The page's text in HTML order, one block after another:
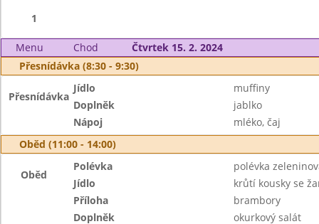
1
Menu Chod
Čtvrtek 15. 2. 2024
Přesnídávka (8:30 - 9:30)
Přesnídávka
Jídlo
muffiny
Doplněk
jablko
Nápoj
mléko, čaj
Oběd (11:00 - 14:00)
Oběd
Polévka
polévka
Jídlo
krůtí kousky se
Příloha
brambory
Doplněk
okurkový salát